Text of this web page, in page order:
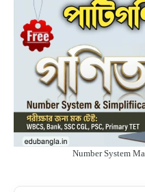
Number System